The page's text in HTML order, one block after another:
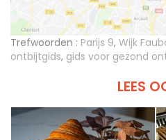
Trefwoorden : Parijs 9, Wijk
ontbijtgids, gids voor gezond
LEES